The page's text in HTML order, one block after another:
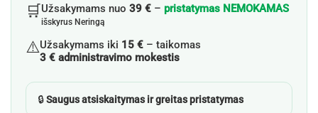
🛒 Užsakymams nuo 39 € – pristatymas NEMOKAMAS
išskyrus Neringą
⚠️Užsakymams iki 15 € – taikomas
3 € administravimo mokestis
🔒Saugus atsiskaitymas ir greitas pristatymas